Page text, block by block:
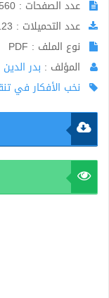
عدد الصفحات : 560
عدد التحميلات : 2123
نوع الملف : PDF
المؤلف : بدر
نخب الأفكار في